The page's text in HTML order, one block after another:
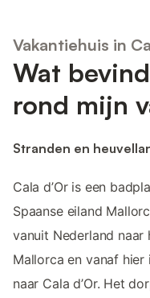
Vakantiehuis in
Wat
rond mijn
Stranden en
Cala d’Or is een
Spaanse eiland
vanuit Nederland naar
Mallorca en vanaf
naar Cala d’Or. Het